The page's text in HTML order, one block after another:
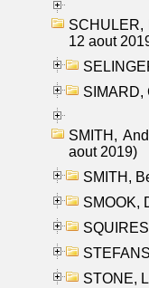
SCHULER,
12 aout
SIMARD,
SMITH,
aout 2019)
SMITH,
SMOOK,
STONE,